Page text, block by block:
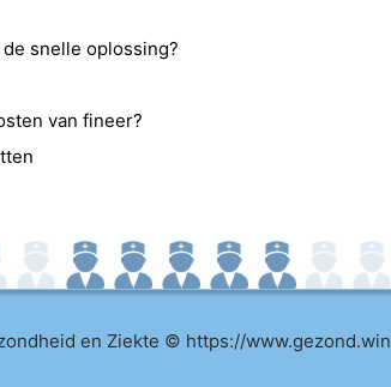
snelle oplossing?
van fineer?
en Ziekte © https://www.gezond.win